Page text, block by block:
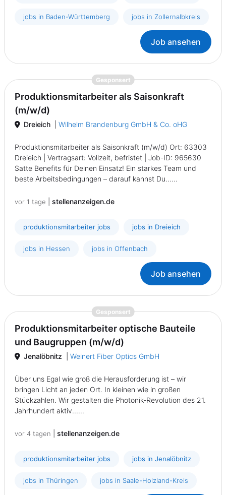
jobs in Baden-Württemberg jobs in Zollernalbkreis
Job ansehen
Gesponsert{prompt.job}
Produktionsmitarbeiter als Saisonkraft
(m/w/d)
Dreieich Wilhelm Brandenburg GmbH & Co. oHG
Produktionsmitarbeiter als Saisonkraft (m/w/d) Ort: 63303
Dreieich | Vertragsart: Vollzeit, befristet | Job-ID: 965630
Satte Benefits für Deinen Einsatz! Ein starkes Team und
beste Arbeitsbedingungen – darauf kannst Du......
vor 1 tage stellenanzeigen.de
produktionsmitarbeiter jobs jobs in Dreieich
jobs in Hessen jobs in Offenbach
Job ansehen
Gesponsert{prompt.job}
Produktionsmitarbeiter optische Bauteile
und Baugruppen (m/w/d)
Jenalöbnitz Weinert Fiber Optics GmbH
Über uns Egal wie groß die Herausforderung ist – wir
bringen Licht an jeden Ort. In kleinen wie in großen
Stückzahlen. Wir gestalten die Photonik-Revolution des 21.
Jahrhundert aktiv......
vor 4 tagen stellenanzeigen.de
produktionsmitarbeiter jobs jobs in Jenalöbnitz
jobs in Thüringen jobs in Saale-Holzland-Kreis